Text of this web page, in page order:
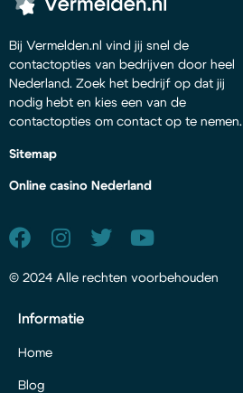
Bij Vermelden.nl vind jij snel de
contactopties van bedrijven door heel
Nederland. Zoek het bedrijf op dat jij
nodig hebt en kies een van de
contactopties om contact op te nemen.
Sitemap
Online casino Nederland
© 2024 Alle rechten voorbehouden
Informatie
Home
Blog